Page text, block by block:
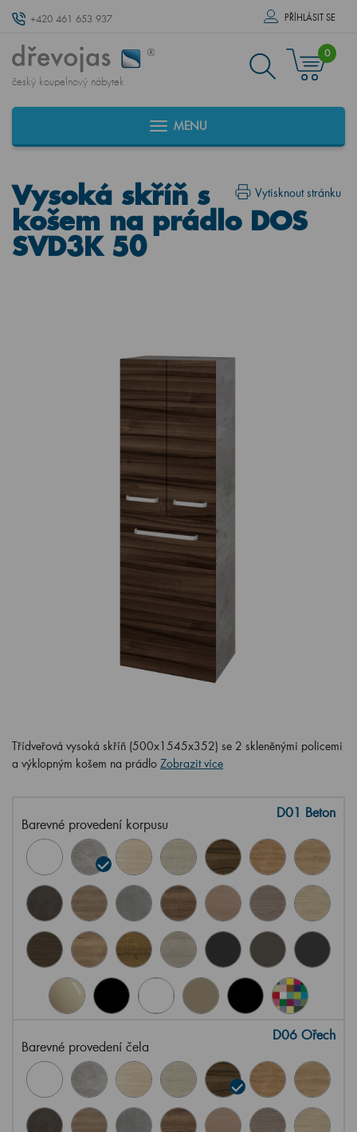
+420 461 653 937 PŘÍHLÁSIT SE
český koupelnový nábytek
0
MENU
Vytisknout stránku
Vysoká skříň s
košem na prádlo DOS
SVD3K 50
Třídveřová vysoká skříň (500x1545x352) se 2 skleněnými policemi
a výklopným košem na prádlo Zobrazit více
Barevné provedení korpusu
D01 Beton
Barevné provedení čela
D06 Ořech